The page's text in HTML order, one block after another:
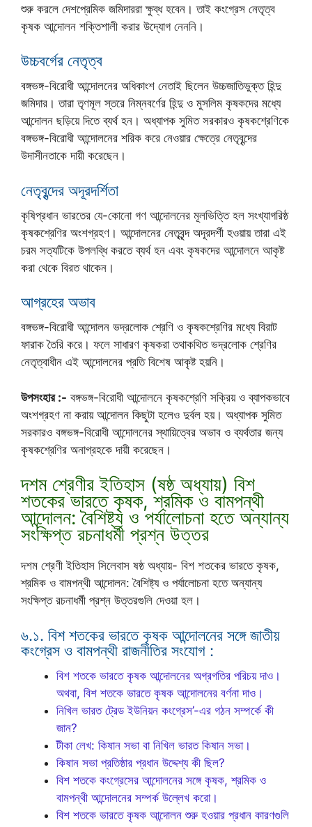
শুরু করলে দেশপ্রেমিক জমিদাররা ক্ষুব্ধ হবেন। তাই কংগ্রেস নেতৃত্ব
কৃষক আন্দোলন শক্তিশালী করার উদ্যোগ নেননি।
উচ্চবর্গের নেতৃত্ব
বঙ্গভঙ্গ-বিরোধী আন্দোলনের অধিকাংশ নেতাই ছিলেন উচ্চজাতিভুক্ত হিন্দু
জমিদার। তারা তৃণমূল স্তরে নিম্নবর্ণের হিন্দু ও মুসলিম কৃষকদের মধ্যে
আন্দোলন ছড়িয়ে দিতে ব্যর্থ হন। অধ্যাপক সুমিত সরকারও কৃষকশ্রেণিকে
বঙ্গভঙ্গ-বিরোধী আন্দোলনের শরিক করে নেওয়ার ক্ষেত্রে নেতৃবৃন্দের
উদাসীনতাকে দায়ী করেছেন।
নেতৃবৃন্দের অদূরদর্শিতা
কৃষিপ্রধান ভারতের যে-কোনো গণ আন্দোলনের মূলভিত্তি হল সংখ্যাগরিষ্ঠ
কৃষকশ্রেণির অংশগ্রহণ। আন্দোলনের নেতৃবৃন্দ অদূরদর্শী হওয়ায় তারা এই
চরম সত্যটিকে উপলব্ধি করতে ব্যর্থ হন এবং কৃষকদের আন্দোলনে আকৃষ্ট
করা থেকে বিরত থাকেন।
আগ্রহের অভাব
বঙ্গভঙ্গ-বিরোধী আন্দোলন ভদ্রলোক শ্রেণি ও কৃষকশ্রেণির মধ্যে বিরাট
ফারাক তৈরি করে। ফলে সাধারণ কৃষকরা তথাকথিত ভদ্রলোক শ্রেণির
নেতৃত্বাধীন এই আন্দোলনের প্রতি বিশেষ আকৃষ্ট হয়নি।
উপসংহার :- বঙ্গভঙ্গ-বিরোধী আন্দোলনে কৃষকশ্রেণি সক্রিয় ও ব্যাপকভাবে
অংশগ্রহণ না করায় আন্দোলন কিছুটা হলেও দুর্বল হয়। অধ্যাপক সুমিত
সরকারও বঙ্গভঙ্গ-বিরোধী আন্দোলনের স্থায়িত্বের অভাব ও ব্যর্থতার জন্য
কৃষকশ্রেণির অনাগ্রহকে দায়ী করেছেন।
দশম শ্রেণীর ইতিহাস (ষষ্ঠ অধ্যায়) বিশ
শতকের ভারতে কৃষক, শ্রমিক ও বামপন্থী
আন্দোলন: বৈশিষ্ট্য ও পর্যালোচনা হতে অন্যান্য
সংক্ষিপ্ত রচনাধর্মী প্রশ্ন উত্তর
দশম শ্রেণী ইতিহাস সিলেবাস ষষ্ঠ অধ্যায়- বিশ শতকের ভারতে কৃষক,
শ্রমিক ও বামপন্থী আন্দোলন: বৈশিষ্ট্য ও পর্যালোচনা হতে অন্যান্য
সংক্ষিপ্ত রচনাধর্মী প্রশ্ন উত্তরগুলি দেওয়া হল।
৬.১. বিশ শতকের ভারতে কৃষক আন্দোলনের সঙ্গে জাতীয়
কংগ্রেস ও বামপন্থী রাজনীতির সংযোগ :
বিশ শতকে ভারতে কৃষক আন্দোলনের অগ্রগতির পরিচয় দাও।
অথবা, বিশ শতকে ভারতে কৃষক আন্দোলনের বর্ণনা দাও।
নিখিল ভারত ট্রেড ইউনিয়ন কংগ্রেস’-এর গঠন সম্পর্কে কী
জান?
টীকা লেখ: কিষান সভা বা নিখিল ভারত কিষান সভা।
কিষান সভা প্রতিষ্ঠার প্রধান উদ্দেশ্য কী ছিল?
বিশ শতকে কংগ্রেসের আন্দোলনের সঙ্গে কৃষক, শ্রমিক ও
বামপন্থী আন্দোলনের সম্পর্ক উল্লেখ করো।
বিশ শতকে ভারতে কৃষক আন্দোলন শুরু হওয়ার প্রধান কারণগুলি